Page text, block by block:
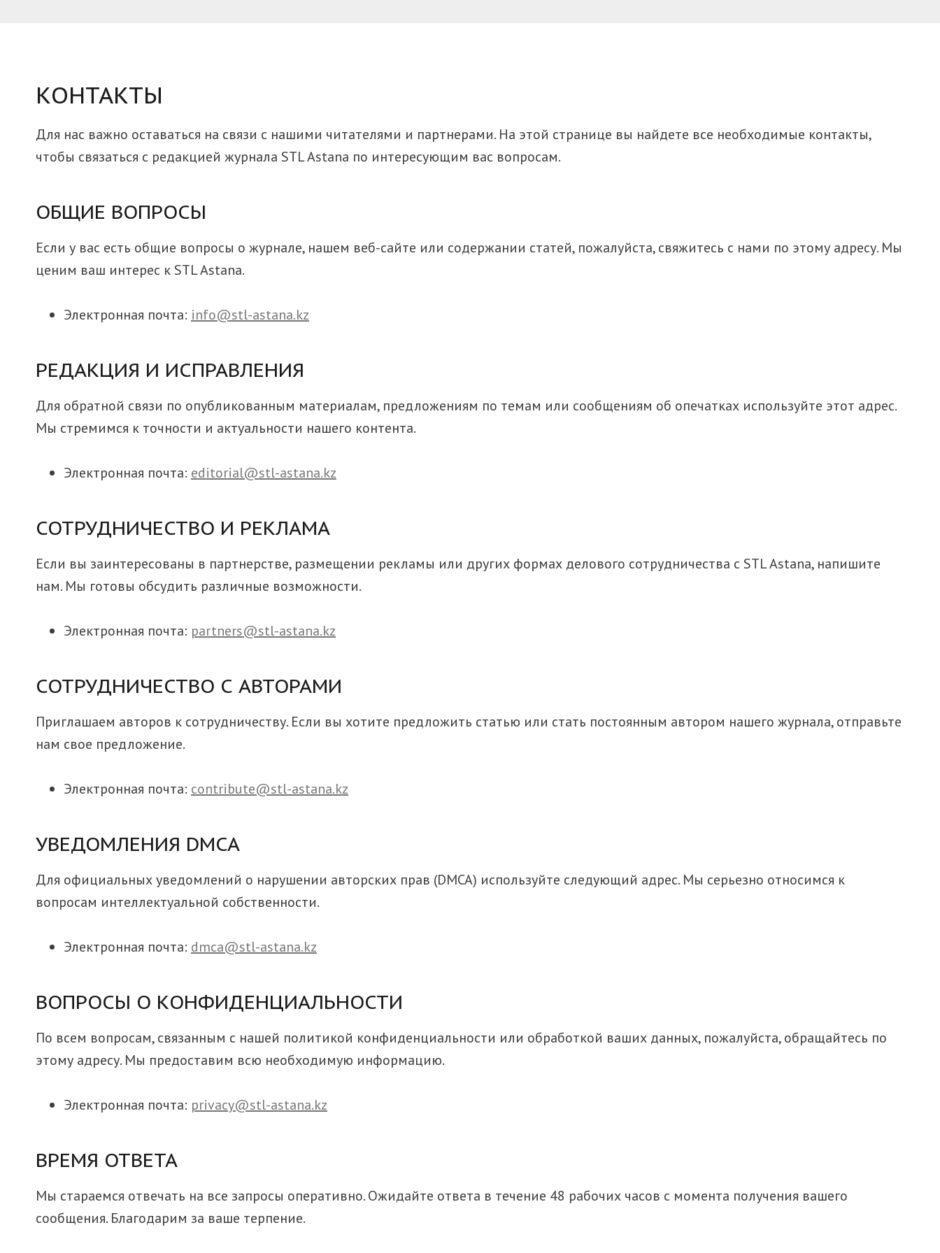
КОНТАКТЫ
Для нас важно оставаться на связи с нашими читателями и партнерами. На этой странице вы найдете все необходимые контакты,
чтобы связаться с редакцией журнала STL Astana по интересующим вас вопросам.
ОБЩИЕ ВОПРОСЫ
Если у вас есть общие вопросы о журнале, нашем веб-сайте или содержании статей, пожалуйста, свяжитесь с нами по этому адресу. Мы
ценим ваш интерес к STL Astana.
Электронная почта: info@stl-astana.kz
РЕДАКЦИЯ И ИСПРАВЛЕНИЯ
Для обратной связи по опубликованным материалам, предложениям по темам или сообщениям об опечатках используйте этот адрес.
Мы стремимся к точности и актуальности нашего контента.
Электронная почта: editorial@stl-astana.kz
СОТРУДНИЧЕСТВО И РЕКЛАМА
Если вы заинтересованы в партнерстве, размещении рекламы или других формах делового сотрудничества с STL Astana, напишите
нам. Мы готовы обсудить различные возможности.
Электронная почта: partners@stl-astana.kz
СОТРУДНИЧЕСТВО С АВТОРАМИ
Приглашаем авторов к сотрудничеству. Если вы хотите предложить статью или стать постоянным автором нашего журнала, отправьте
нам свое предложение.
Электронная почта: contribute@stl-astana.kz
УВЕДОМЛЕНИЯ DMCA
Для официальных уведомлений о нарушении авторских прав (DMCA) используйте следующий адрес. Мы серьезно относимся к
вопросам интеллектуальной собственности.
Электронная почта: dmca@stl-astana.kz
ВОПРОСЫ О КОНФИДЕНЦИАЛЬНОСТИ
По всем вопросам, связанным с нашей политикой конфиденциальности или обработкой ваших данных, пожалуйста, обращайтесь по
этому адресу. Мы предоставим всю необходимую информацию.
Электронная почта: privacy@stl-astana.kz
ВРЕМЯ ОТВЕТА
Мы стараемся отвечать на все запросы оперативно. Ожидайте ответа в течение 48 рабочих часов с момента получения вашего
сообщения. Благодарим за ваше терпение.